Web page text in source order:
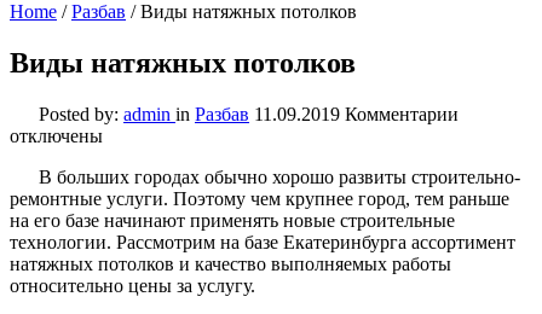
Home /Разбав /Виды натяжных потолков
Виды натяжных потолков
Posted by: admin in Разбав 11.09.2019 Комментарии
натяжных
потолков
отключены
В больших городах обычно хорошо развиты строительно-
ремонтные услуги. Поэтому чем крупнее город, тем раньше
на его базе начинают применять новые строительные
технологии. Рассмотрим на базе Екатеринбурга ассортимент
натяжных потолков и качество выполняемых работы
относительно цены за услугу.